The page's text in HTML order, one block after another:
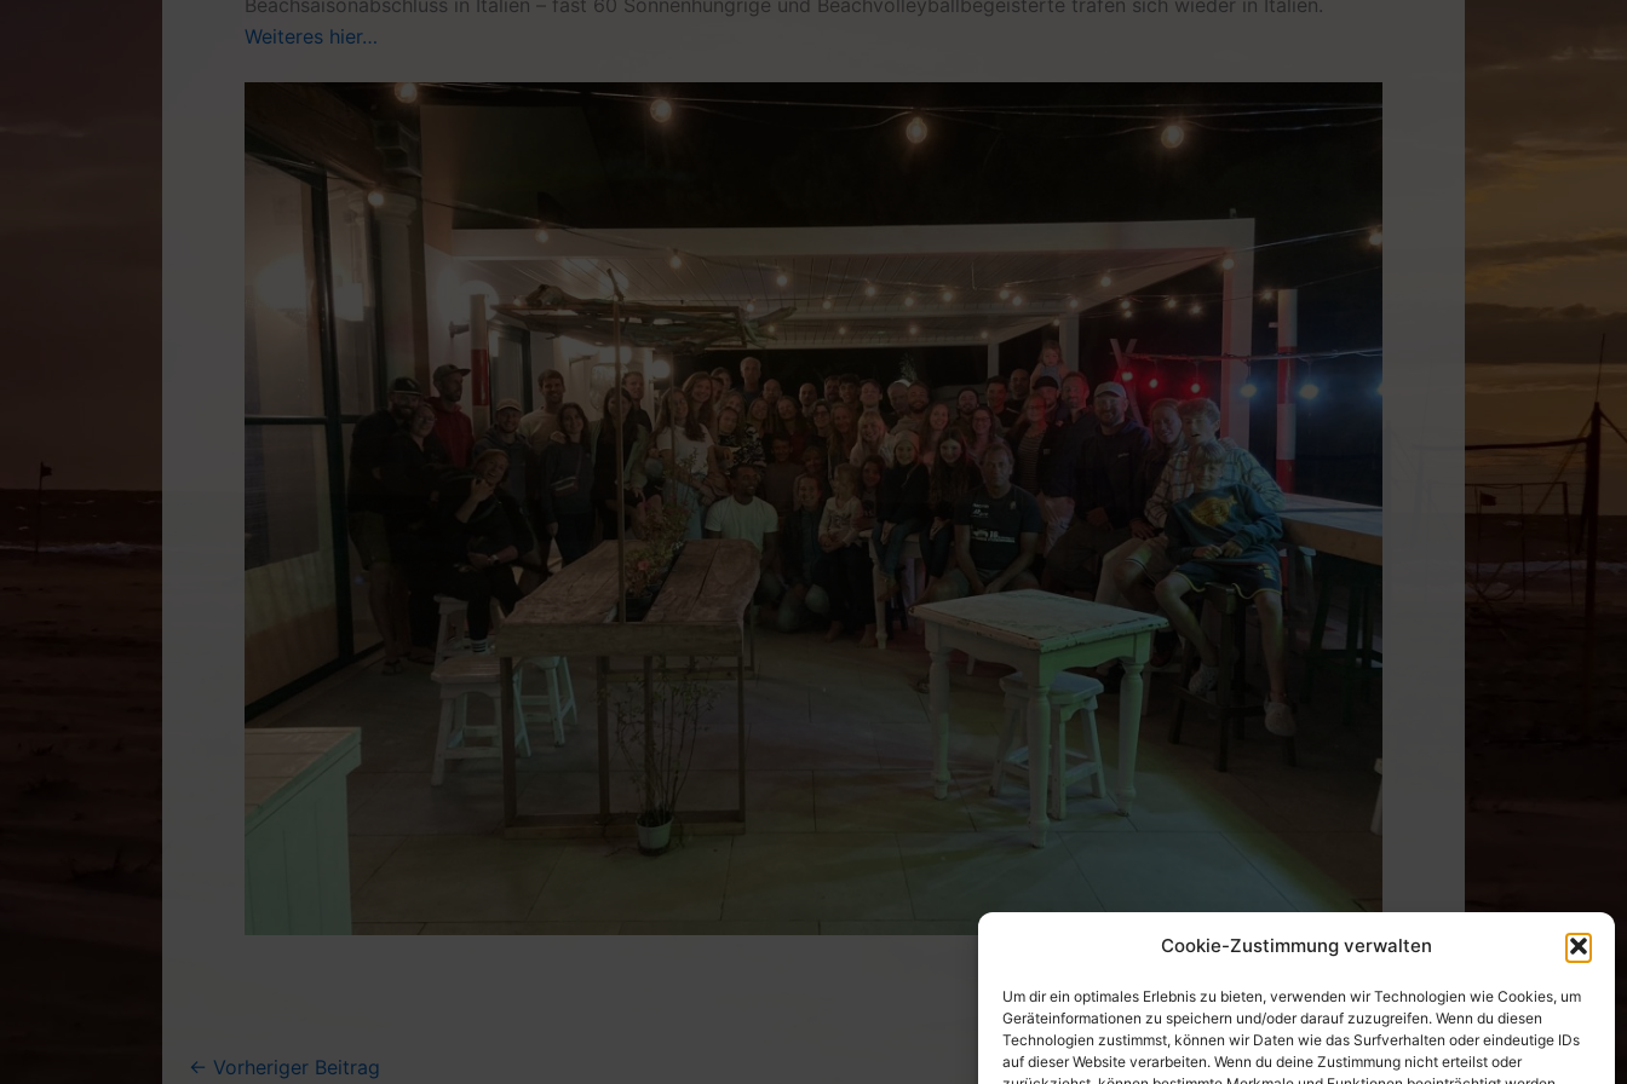
Cookie-Zustimmung verwalten
Um dir ein optimales Erlebnis zu bieten, verwenden wir Technologien wie Cookies, um
Geräteinformationen zu speichern und/oder darauf zuzugreifen. Wenn du diesen
Technologien zustimmst, können wir Daten wie das Surfverhalten oder eindeutige IDs
auf dieser Website verarbeiten. Wenn du deine Zustimmung nicht erteilst oder
Weiteres hier…
← Vorheriger Beitrag Nächster Beitrag→